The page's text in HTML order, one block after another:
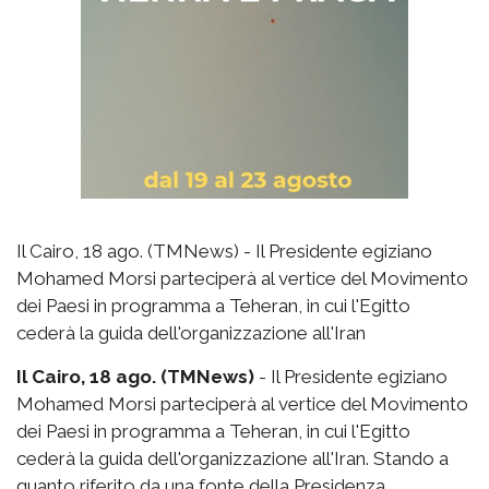
Il Cairo, 18 ago. (TMNews) - Il Presidente egiziano
Mohamed Morsi parteciperà al vertice del Movimento
dei Paesi in programma a Teheran, in cui l'Egitto
cederà la guida dell'organizzazione all'Iran
Il Cairo, 18 ago. (TMNews) - Il Presidente egiziano
Mohamed Morsi parteciperà al vertice del Movimento
dei Paesi in programma a Teheran, in cui l'Egitto
cederà la guida dell'organizzazione all'Iran. Stando a